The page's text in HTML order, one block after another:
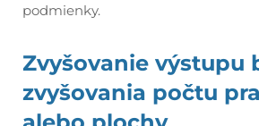
podmienky.
Zvyšovanie výstupu
zvyšovania počtu